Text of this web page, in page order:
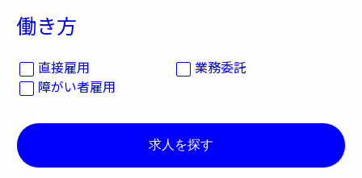
働き方
直接雇用
業務委託
障がい者雇用